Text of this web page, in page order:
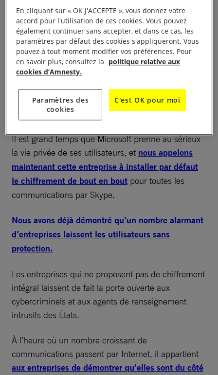
liberté d’expression.
À lire aussi : 8 choses à savoir sur le chiffrement
Faire face à la
cybercriminalité
Il est grand temps que Microsoft prenne au sérieux
la vie privée de ses utilisateurs, et nous appelons
maintenant cette entreprise à installer par défaut
le chiffrement de bout en bout pour toutes les
communications par Skype.
Nous avons déjà démontré qu’un nombre alarmant
d’entreprises laissent les utilisateurs sans
protection.
Les entreprises qui ne proposent pas de chiffrement
intégral laissent de fait la porte ouverte aux
cybercriminels et aux agents de renseignement
intrusifs des États.
À l’heure où un nombre croissant de
communications passent par Internet, il appartient
aux entreprises de démontrer qu’elles sont du côté
En cliquant sur « OK J'ACCEPTE », vous donnez votre
accord pour l'utilisation de ces cookies. Vous pouvez
également continuer sans accepter, et dans ce cas, les
paramètres par défaut des cookies s'appliqueront. Vous
pouvez à tout moment modifier vos préférences. Pour
en savoir plus, consultez la politique relative aux
cookies d’Amnesty.
Paramètres des
cookies
C'est OK pour moi